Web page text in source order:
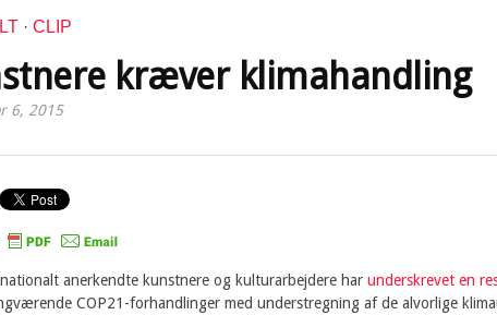
· CLIP
kræver klimahandling
6, 2015
anerkendte kunstnere og kulturarbejdere har underskrevet en
COP21-forhandlinger med understregning af de alvorlige